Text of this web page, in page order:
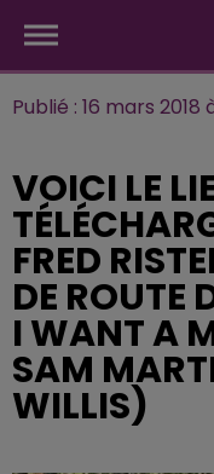
Publié : 16 mars
VOICI LE
FRED
DE ROUTE
I WANT A
SAM
WILLIS)